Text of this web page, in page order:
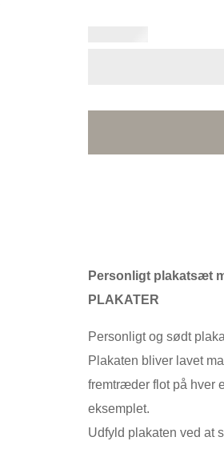
Personligt plakatsæt
PLAKATER
Personligt og sødt
Plakaten bliver lavet
fremtræder flot på hver
eksemplet.
Udfyld plakaten ved at